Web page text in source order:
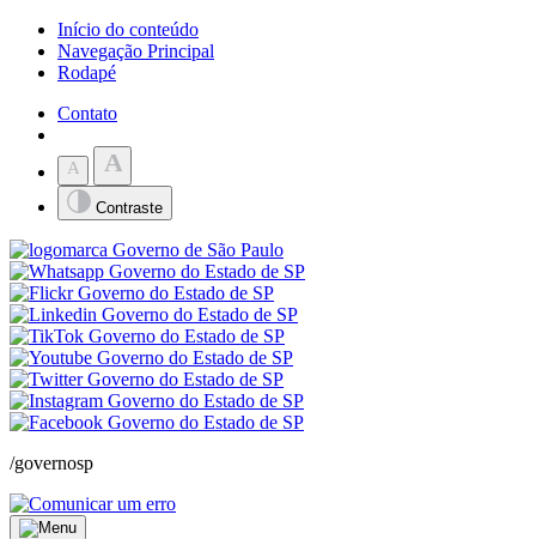
Início do conteúdo
Navegação Principal
Rodapé
Contato
A A
Contraste
/governosp